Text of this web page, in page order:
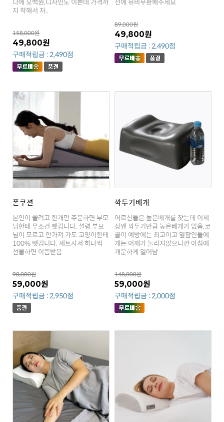
지 착해서 자..
158,000원
49,800원
구매적립금 : 2,490점
전에 유비무환해주세요
89,000원
49,800원
구매적립금 : 2,490점
폰쿠션
선물하면 이쁨받음.
98,000원
59,000원
구매적립금 : 2,950점
깍두기베개
개운하게 일어남
148,000원
59,000원
구매적립금 : 2,000점